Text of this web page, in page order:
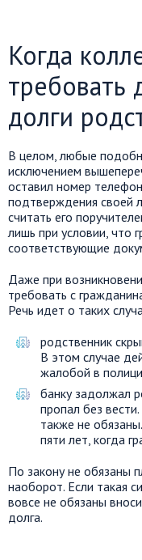
Когда
требовать
долги
В целом, любые
исключением
оставил номер
подтверждения своей
считать его
лишь при условии, что
соответствующие
Даже при
требовать с
Речь идет о таких
родственник
В этом случае
жалобой в
банку задолжал
пропал без
также не
пяти лет, когда
По закону не обязаны
наоборот. Если такая
вовсе не обязаны
долга.